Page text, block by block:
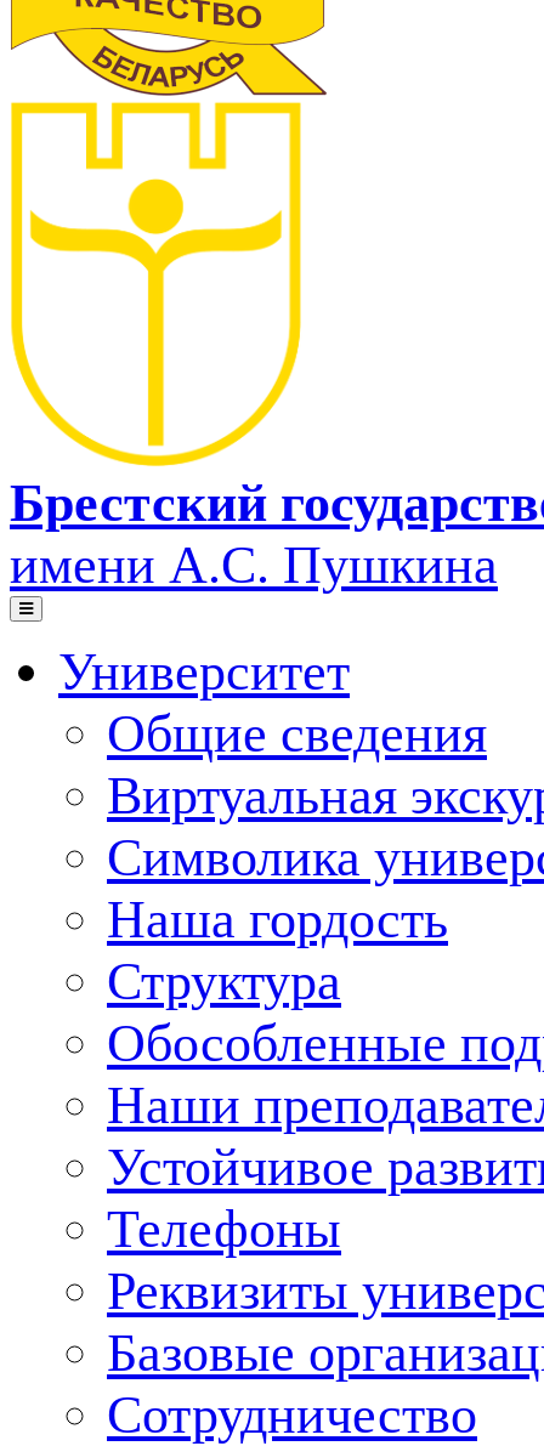
Брестский
имени А.С. Пушкина
Университет
Общие сведения
Виртуальная
Символика
Наша гордость
Структура
Обособленные
Наши
Устойчивое
Телефоны
Реквизиты
Базовые
Сотрудничество